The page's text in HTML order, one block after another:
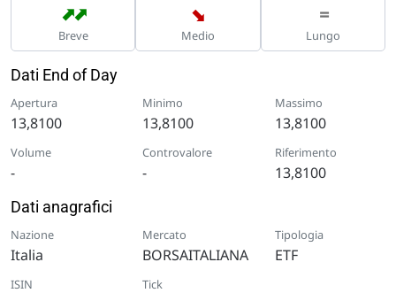
➡
➡
Breve
➡
Medio
=
Lungo
Dati End of Day
Apertura
13,8100
Minimo
13,8100
Massimo
13,8100
Volume
-
Controvalore
-
Riferimento
13,8100
Dati anagrafici
Nazione
Italia
Mercato
BORSAITALIANA
Tipologia
ETF
ISIN Tick